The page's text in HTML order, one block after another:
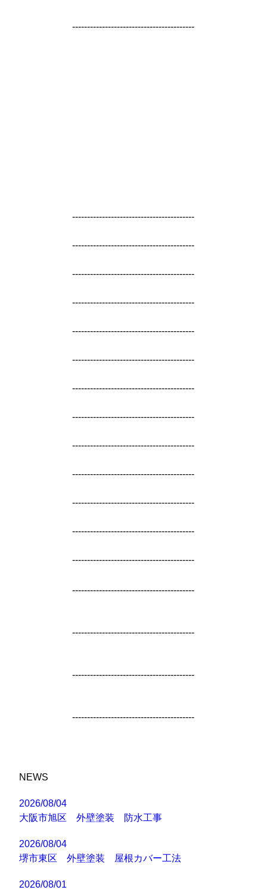
-----------------------------------------
-----------------------------------------
-----------------------------------------
-----------------------------------------
-----------------------------------------
-----------------------------------------
-----------------------------------------
-----------------------------------------
-----------------------------------------
-----------------------------------------
-----------------------------------------
-----------------------------------------
-----------------------------------------
-----------------------------------------
-----------------------------------------
-----------------------------------------
-----------------------------------------
-----------------------------------------
NEWS
2026/08/04
大阪市旭区 外壁塗装 防水工事
2026/08/04
堺市東区 外壁塗装 屋根カバー工法
2026/08/01